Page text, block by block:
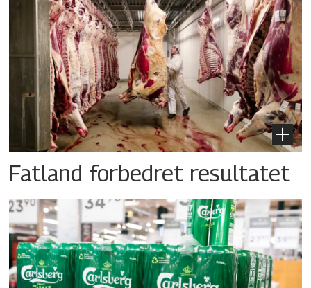
Fatland forbedret resultatet